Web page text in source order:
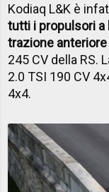
Kodiaq L&K è
tutti i propulsori a
trazione
245 CV della RS.
2.0 TSI 190 CV
4x4.